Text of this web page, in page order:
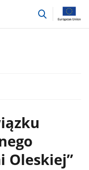
przejdź
Oleskiej”